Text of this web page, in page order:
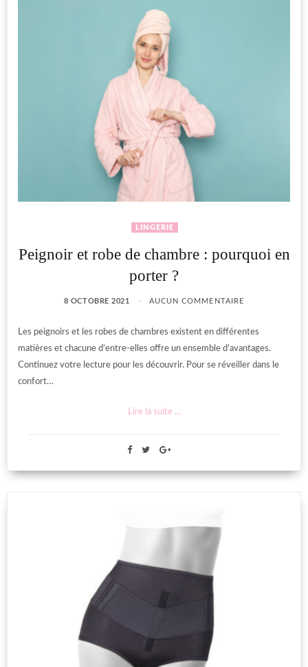
LINGERIE
Peignoir et robe de chambre : pourquoi en
porter ?
8 OCTOBRE 2021 AUCUN COMMENTAIRE
Les peignoirs et les robes de chambres existent en différentes
matières et chacune d’entre-elles offre un ensemble d’avantages.
Continuez votre lecture pour les découvrir. Pour se réveiller dans le
confort…
Lire la suite ...